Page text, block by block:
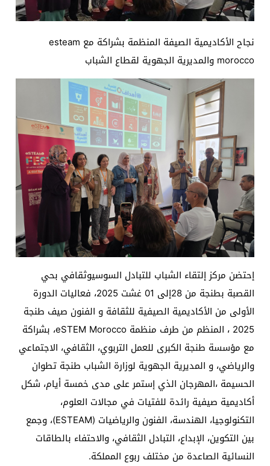
نجاح الأكاديمية الصيفة المنظمة بشراكة مع esteam
morocco والمديرية الجهوية لقطاع الشباب
إحتضن مركز إلتقاء الشباب للتبادل السوسيوثقافي بحي
القصبة بطنجة من 28إلى 01 غشت 2025، فعاليات الدورة
الأولى من الأكاديمية الصيفية للثقافة و الفنون صيف طنجة
2025 ، المنظم من طرف منظمة eSTEM Morocco، بشراكة
مع مؤسسة طنجة الكبرى للعمل التربوي، الثقافي، الاجتماعي
والرياضي، و المديرية الجهوية لوزارة الشباب طنجة تطوان
الحسيمة ،المهرجان الذي إستمر على مدى خمسة أيام، شكل
أكاديمية صيفية رائدة للفتيات في مجالات العلوم،
التكنولوجيا، الهندسة، الفنون والرياضيات (ESTEAM)، وجمع
بين التكوين، الإبداع، التبادل الثقافي، والاحتفاء بالطاقات
النسائية الصاعدة من مختلف ربوع المملكة.